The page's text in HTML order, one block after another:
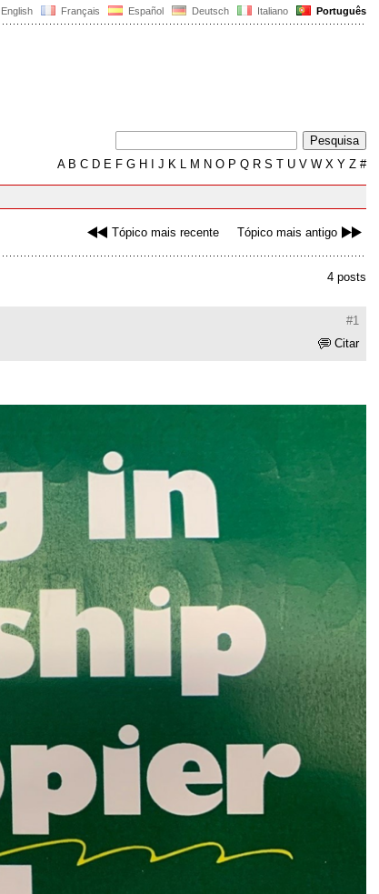
English Français Español Deutsch Italiano Português
AB C D E F G H J K L M N O P Q R S T U V W X Y Z #
Tópico mais recente Tópico mais antigo
4 posts
#1
Citar